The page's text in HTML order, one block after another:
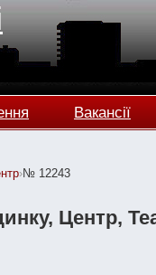
Вакансії
›№ 12243
Центр,